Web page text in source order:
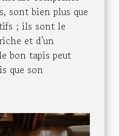
sont bien plus que
; ils sont le
et d'un
bon tapis peut
que son